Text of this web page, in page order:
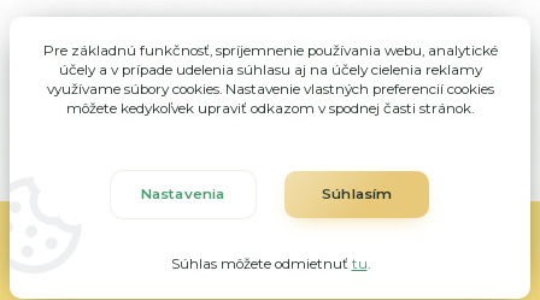
Eshop-rychlo.sk
Pre základnú funkčnosť, spríjemnenie používania webu, analytické
účely a v prípade udelenia súhlasu aj na účely cielenia reklamy
využívame súbory cookies. Nastavenie vlastných preferencií cookies
môžete kedykoľvek upraviť odkazom v spodnej časti stránok.
Nastavenia Súhlasím
Súhlas môžete odmietnuť tu.